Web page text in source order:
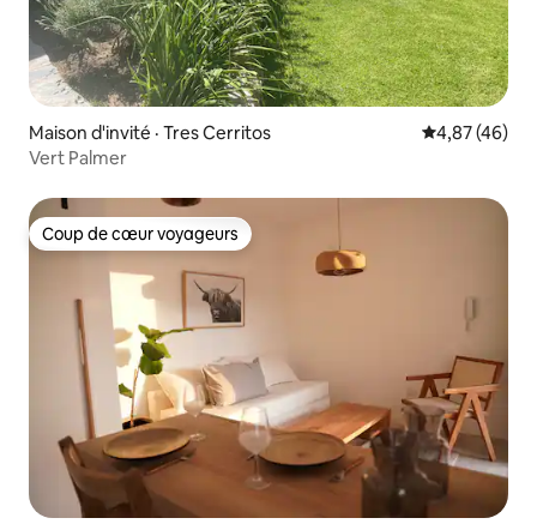
Maison d'invité · Tres Cerritos Note
4,87 (46)
Vert Palmer
Coup de cœur voyageurs
Coup de cœur voyageurs